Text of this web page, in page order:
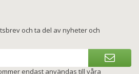
och ta del av nyheter och
endast användas till våra